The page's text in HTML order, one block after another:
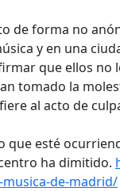
de forma no
y en una
que ellos
tomado la
al acto de
que esté
ha dimitido.
de-madrid/